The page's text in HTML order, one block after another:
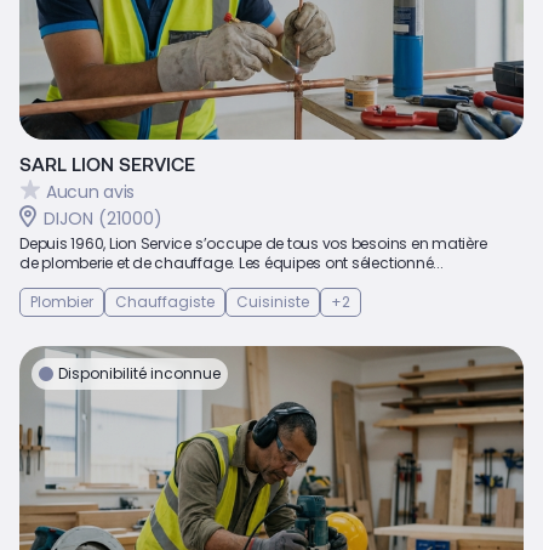
SARL LION SERVICE
Aucun avis
DIJON (21000)
Depuis 1960, Lion Service s’occupe de tous vos besoins en matière
de plomberie et de chauffage. Les équipes ont sélectionné...
Plombier
Chauffagiste Cuisiniste +2
Disponibilité inconnue